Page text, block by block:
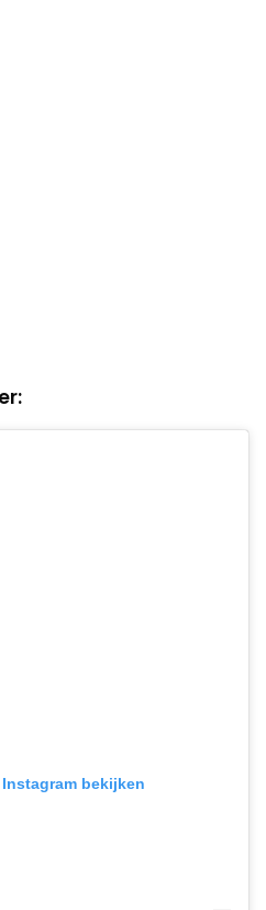
bekijken